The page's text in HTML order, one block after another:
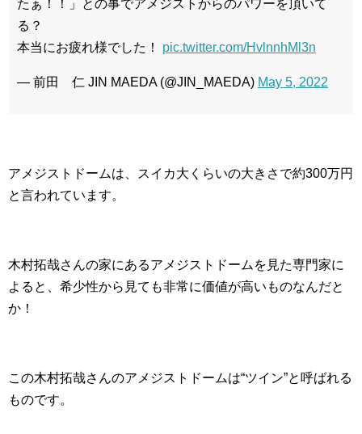
たぁ！！」との事でアメジストからのパワーを頂いて
る？
本当にお疲れ様でした！ pic.twitter.com/HvlnnhMl3n
— 前田 仁 JIN MAEDA (@JIN_MAEDA) May 5, 2022
アメジストドームは、スイカ大くらいの大きさで約300万円
と言われています。
木村拓哉さんの家にあるアメジストドームを見た専門家に
よると、希少性から見ても非常に価値が高いものなんだと
か！
この木村拓哉さんのアメジストドームは“ツイン”と呼ばれる
ものです。